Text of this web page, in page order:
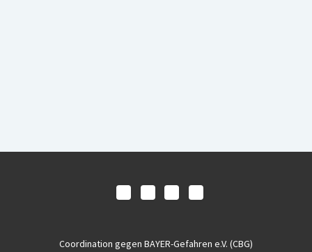
Coordination gegen BAYER-Gefahren e.V. (CBG)